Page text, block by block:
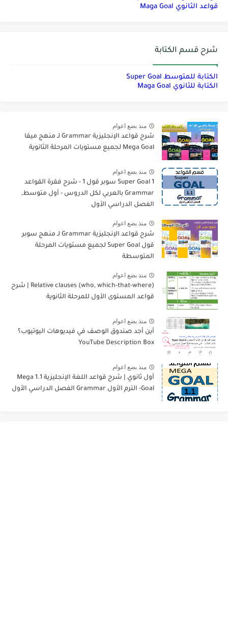
قواعد الثانوي Maga Goal
شرح قسم الكتابة
الكتابة للمتوسط Super Goal
الكتابة للثانوي Maga Goal
منذ بضع اعوام
شرح قواعد الإنجليزية Grammar لـ منهج ميقا
Mega Goal لجميع مستويات المرحلة الثانوية
منذ بضع اعوام
Super Goal 1 سوبر قول 1 - شرح فقرة القواعد
Grammar بالعربي لكل الدروس - أول متوسط,
الفصل الدراسي الأول
منذ بضع اعوام
شرح قواعد الإنجليزية Grammar لـ منهج سوبر
قول Super Goal لجميع مستويات المرحلة
المتوسطة
منذ بضع اعوام
Relative clauses (who, which-that-where) | شرح
قواعد المستوى الأول للمرحلة الثانوية
منذ بضع اعوام
أين أجد صندوق الوصف في فيديوهات اليوتيوب؟
YouTube Description Box
منذ بضع اعوام
أول ثانوي | شرح قواعد اللغة الإنجليزية 1.1 Mega
Goal- الترم الأول Grammar الفصل الدراسي الأول